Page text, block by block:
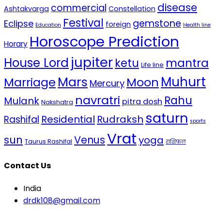
Ashtakvarga commercial Constellation disease
Eclipse Education Festival foreign gemstone Health line
Horary Horoscope Prediction
House Lord jupiterketu Life line mantra
Marriage Mars Mercury Moon Muhurt
Mulank Nakshatra navratri pitra dosh Rahu
Rashifal Residential Rudraksh saturn sports
sun Taurus Rashifal VenusVratyoga राशिफल
Contact Us
India
drdk108@gmail.com